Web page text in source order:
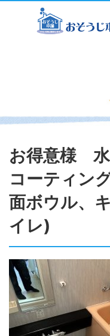
お得意様 水
コーティン
面ボウル、
イレ)